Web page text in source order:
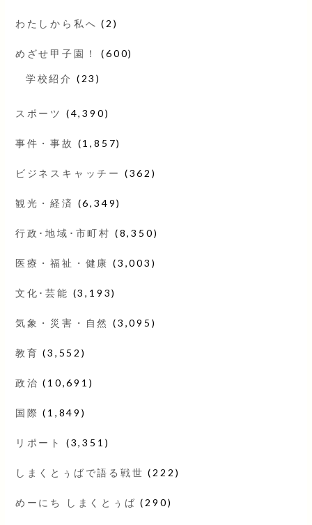
わたしから私へ (2)
めざせ甲子園！ (600)
学校紹介 (23)
スポーツ (4,390)
事件・事故 (1,857)
ビジネスキャッチー (362)
観光・経済 (6,349)
行政･地域･市町村 (8,350)
医療・福祉・健康 (3,003)
文化･芸能 (3,193)
気象・災害・自然 (3,095)
教育 (3,552)
政治 (10,691)
国際 (1,849)
リポート (3,351)
しまくとぅばで語る戦世 (222)
めーにち しまくとぅば (290)